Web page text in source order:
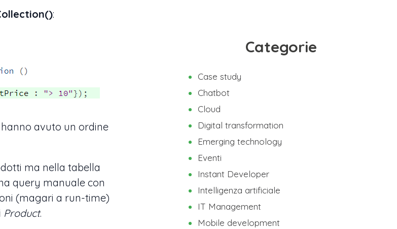
:
avuto un ordine
ma nella tabella
query manuale con
(magari a run-time)
Product.
Categorie
Case study
Chatbot
Cloud
Digital transformation
Emerging technology
Eventi
Instant Developer
Intelligenza artificiale
IT Management
Mobile development